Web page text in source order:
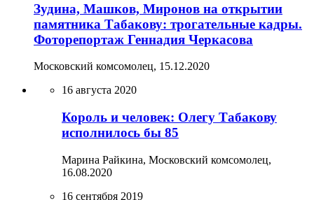
Зудина, Машков, Миронов на открытии
памятника Табакову: трогательные кадры.
Фоторепортаж Геннадия Черкасова
Московский комсомолец, 15.12.2020
16 августа 2020
Король и человек: Олегу Табакову
исполнилось бы 85
Марина Райкина, Московский комсомолец,
16.08.2020
16 сентября 2019